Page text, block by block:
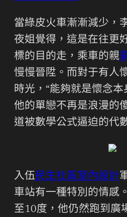
當綠皮火車漸漸減少，
夜姐覺得，這是在往更
標的目的走，乘車的親
慢慢晉陞。而對于有人
時光，“能夠就是懷念本
他的單戀不再是浪漫的
道被數學公式逼迫的代
入伍民生社區室內設計
車站有一種特別的情感
至10度，他仍然跑到廣